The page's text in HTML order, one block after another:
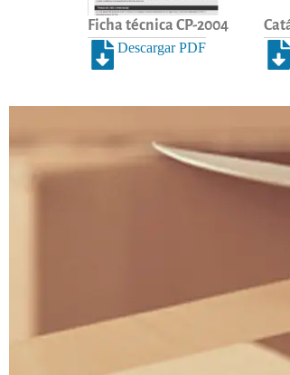
Ficha técnica CP-2004
Descargar PDF